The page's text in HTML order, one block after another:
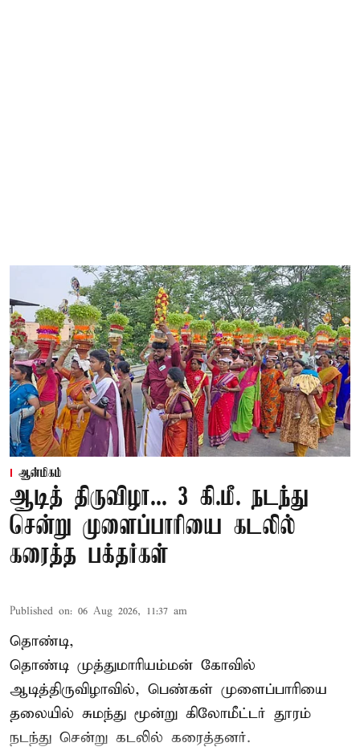
ஆன்மிகம்
ஆடித் திருவிழா... 3 கி.மீ. நடந்து
சென்று முளைப்பாரியை கடலில்
கரைத்த பக்தர்கள்
Published on: 06 Aug 2026, 11:37 am
தொண்டி,
தொண்டி முத்துமாரியம்மன் கோவில்
ஆடித்திருவிழாவில், பெண்கள் முளைப்பாரியை
தலையில் சுமந்து மூன்று கிலோமீட்டர் தூரம்
நடந்து சென்று கடலில் கரைத்தனர்.